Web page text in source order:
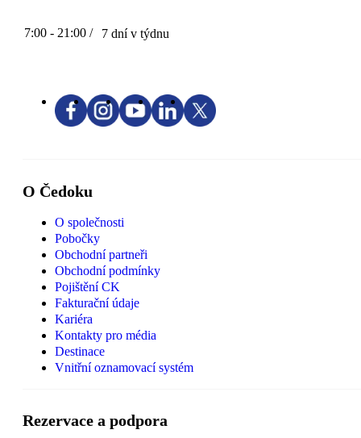
7:00 - 21:00 / 7 dní v týdnu
O Čedoku
O společnosti
Pobočky
Obchodní partneři
Obchodní podmínky
Pojištění CK
Fakturační údaje
Kariéra
Kontakty pro média
Destinace
Vnitřní oznamovací systém
Rezervace a podpora